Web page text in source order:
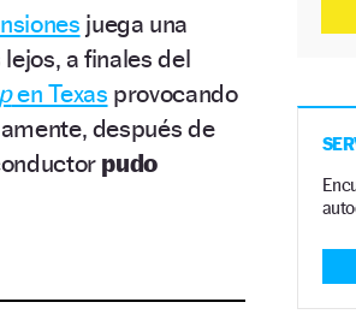
juega una
a finales del
en Texas provocando
después de
pudo